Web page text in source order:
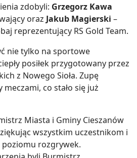
zdobyli: Grzegorz Kawa
oraz Jakub Magierski –
reprezentujący RS Gold Team.
nie tylko na sportowe
posiłek przygotowany przez
z Nowego Sioła. Zupę
co stało się już
Miasta i Gminy Cieszanów
wszystkim uczestnikom i
rozgrywek.